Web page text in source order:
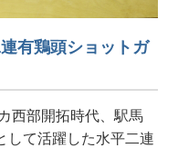
有鶏頭ショットガ
西部開拓時代、駅馬
して活躍した水平二連